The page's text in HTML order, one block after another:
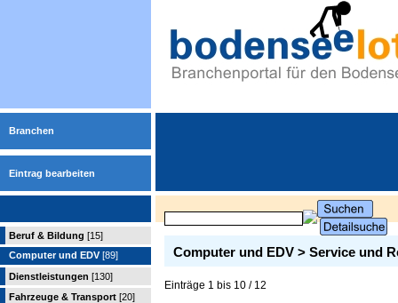
Branchen
Eintrag bearbeiten
Beruf & Bildung [15]
Computer und EDV[89]
Dienstleistungen [130]
Fahrzeuge & Transport [20]
Computer und EDV > Service und
Einträge 1 bis 10 / 12